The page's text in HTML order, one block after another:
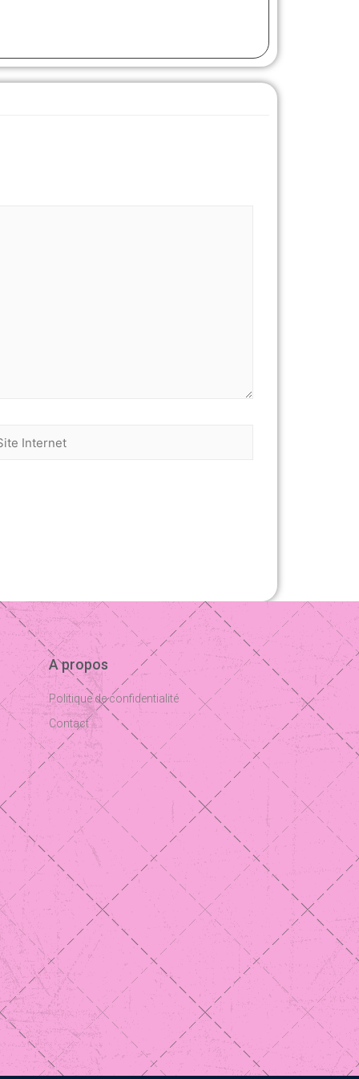
A propos
Politique de confidentialité
Contact